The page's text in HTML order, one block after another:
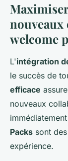
nouveaux
welcome
L'intégration
le succès de
efficace
nouveaux
Packs sont
expérience.